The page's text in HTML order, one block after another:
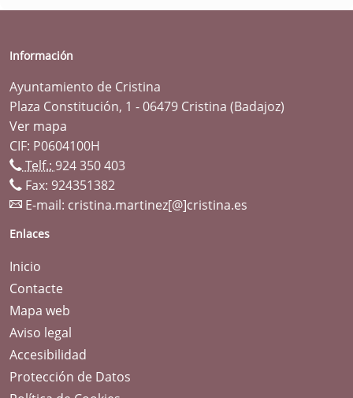
Información
Ayuntamiento de Cristina
Plaza Constitución, 1 - 06479 Cristina (Badajoz)
Ver mapa
CIF: P0604100H
Telf.: 924 350 403
Fax: 924351382
E-mail: cristina.martinez[@]cristina.es
Enlaces
Inicio
Contacte
Mapa web
Aviso legal
Accesibilidad
Protección de Datos